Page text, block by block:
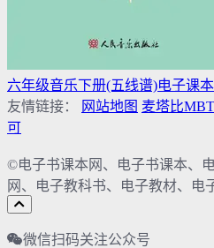
六年级音乐下册(五线谱)电子课
友情链接：
网站地图 麦塔比
可
©电子书课本网、电子书课本、
网、电子教科书、电子教材、电
微信扫码关注公众号